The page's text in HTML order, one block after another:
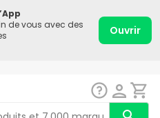
de vous avec des
Ouvrir